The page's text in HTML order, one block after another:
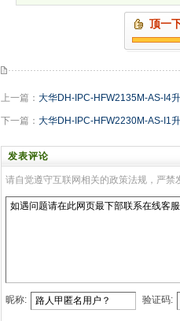
顶一
上一篇： 大华DH-IPC-HFW2135M-AS-I4
下一篇： 大华DH-IPC-HFW2230M-AS-I1
发表评论
请自觉遵守互联网相关的政策法规，严禁
昵称: 验证码: